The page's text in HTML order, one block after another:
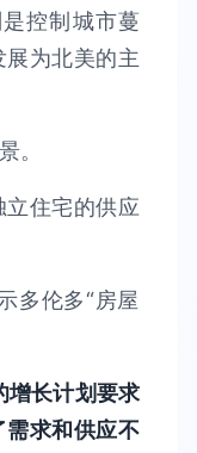
控制城市蔓
为北美的主
。
住宅的供应
增长计划要求
求和供应不